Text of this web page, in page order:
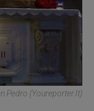
Pedro (Youreporter.it)